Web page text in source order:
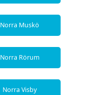
Norra Muskö
Norra Rörum
Norra Visby